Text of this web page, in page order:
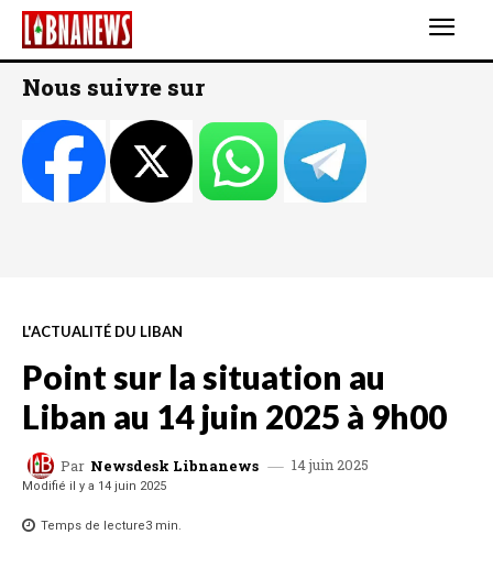
Nous suivre sur
L'ACTUALITÉ DU LIBAN
Point sur la situation au
Liban au 14 juin 2025 à 9h00
Par Newsdesk Libnanews 14 juin 2025
Modifié il y a 14 juin 2025
Temps de lecture3 min.